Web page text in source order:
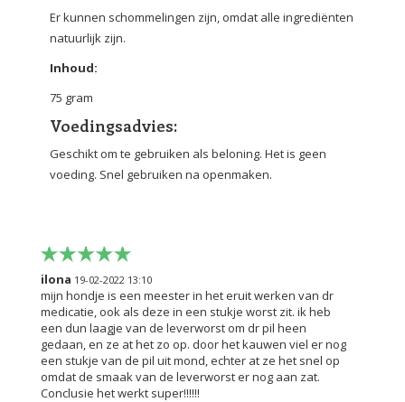
Er kunnen schommelingen zijn, omdat alle ingrediënten
natuurlijk zijn.
Inhoud:
75 gram
Voedingsadvies:
Geschikt om te gebruiken als beloning. Het is geen
voeding. Snel gebruiken na openmaken.
ilona 19-02-2022 13:10
mijn hondje is een meester in het eruit werken van dr
medicatie, ook als deze in een stukje worst zit. ik heb
een dun laagje van de leverworst om dr pil heen
gedaan, en ze at het zo op. door het kauwen viel er nog
een stukje van de pil uit mond, echter at ze het snel op
omdat de smaak van de leverworst er nog aan zat.
Conclusie het werkt super!!!!!!